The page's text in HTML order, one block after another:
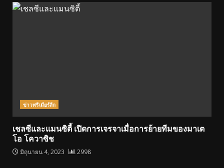
ข่าวพรีเมียร์ลีก
เชลซีและแมนซิตี้ เปิดการเจรจาเมื่อการย้ายทีมของมาเต
โอ โควาซิช
มิถุนายน 4, 2023 2998